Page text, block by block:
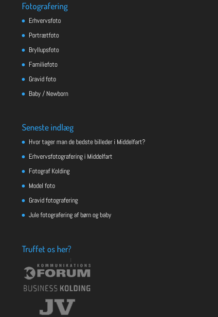
Fotografering
Erhvervsfoto
Portrætfoto
Bryllupsfoto
Familiefoto
Gravid foto
Baby / Newborn
Seneste indlæg
Hvor tager man de bedste billeder i Middelfart?
Erhvervsfotografering i Middelfart
Fotograf Kolding
Model foto
Gravid fotografering
Jule fotografering af børn og baby
Truffet os her?